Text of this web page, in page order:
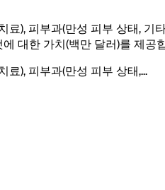
), 피부과(만성 피부 상태, 기
대한 가치(백만 달러)를 제공
료), 피부과(만성 피부 상태,...